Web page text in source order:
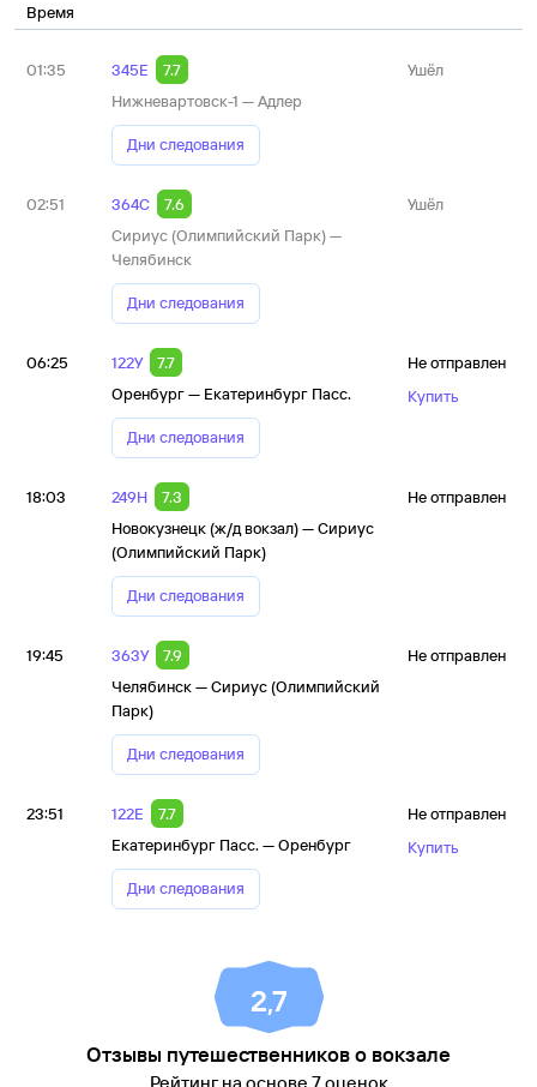
Время
01:35 345Е
7.7
Нижневартовск-1 — Адлер
Дни следования
Ушёл
02:51 364С
7.6
Сириус (Олимпийский Парк) —
Челябинск
Дни следования
Ушёл
06:25 122У
7.7
Оренбург — Екатеринбург Пасс.
Дни следования
Не отправлен
Купить
18:03 249Н
7.3
Новокузнецк (ж/д вокзал) — Сириус
(Олимпийский Парк)
Дни следования
Не отправлен
19:45 363У
7.9
Челябинск — Сириус (Олимпийский
Парк)
Дни следования
Не отправлен
23:51 122Е
7.7
Екатеринбург Пасс. — Оренбург
Дни следования
Не отправлен
Купить
2,7
Отзывы путешественников о вокзале